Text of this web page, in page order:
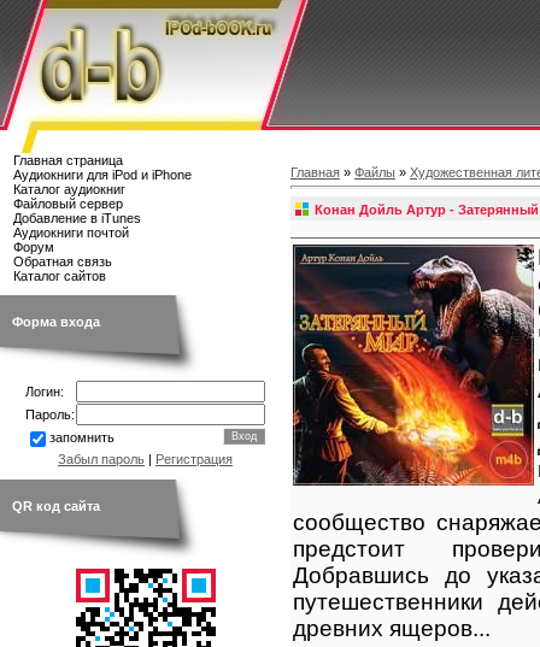
Главная страница
Аудиокниги для iPod и iPhone
Каталог аудиокниг
Файловый сервер
Добавление в iTunes
Аудиокниги почтой
Форум
Обратная связь
Каталог сайтов
Форма входа
Логин:
Пароль:
запомнить
Забыл пароль | Регистрация
QR код сайта
Главная » Файлы » Художественная
Конан Дойль Артур -
сообщество
предстоит
Добравшись до
путешественники
древних ящеров...